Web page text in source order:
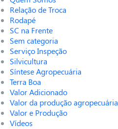
Relação de Troca
Rodapé
SC na Frente
Sem categoria
Serviço Inspeção
Silvicultura
Síntese Agropecuária
Terra Boa
Valor Adicionado
Valor da produção agropecuária
Valor e Produção
Vídeos